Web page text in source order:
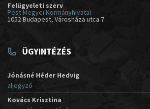
Felügyeleti szerv
Pest Megyei Kormányhivatal
1052 Budapest, Városháza utca 7.
ÜGYINTÉZÉS
Jónásné Héder Hedvig
aljegyző
Kovács Krisztina